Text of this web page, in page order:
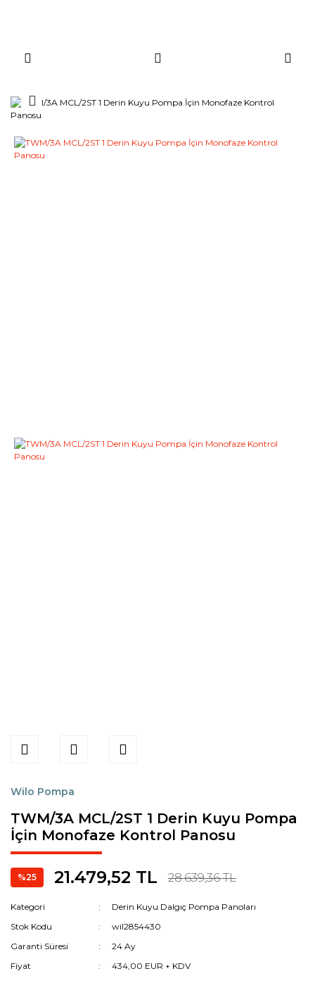
Wilo Pompa
TWM/3A MCL/2ST 1 Derin Kuyu Pompa
İçin Monofaze Kontrol Panosu
%25 21.479,52 TL 28.639,36 TL
Kategori
Derin Kuyu Dalgıç Pompa Panoları
Stok Kodu
wil2854430
Garanti Süresi
24 Ay
Fiyat
434,00 EUR + KDV